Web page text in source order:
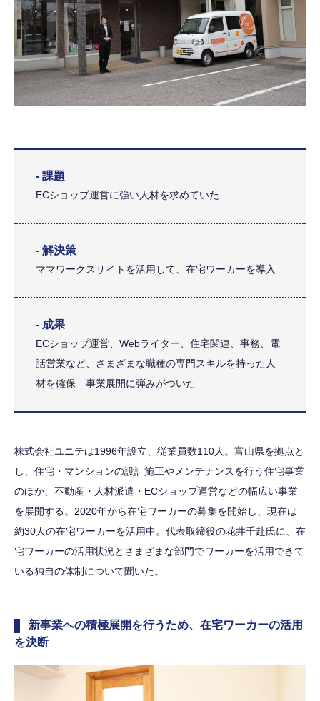
- 課題
ECショップ運営に強い人材を求めていた
- 解決策
ママワークスサイトを活用して、在宅ワーカーを導入
- 成果
ECショップ運営、Webライター、住宅関連、事務、電
話営業など、さまざまな職種の専門スキルを持った人
材を確保 事業展開に弾みがついた
株式会社ユニテは1996年設立、従業員数110人。富山県を拠点と
し、住宅・マンションの設計施工やメンテナンスを行う住宅事業
のほか、不動産・人材派遣・ECショップ運営などの幅広い事業
を展開する。2020年から在宅ワーカーの募集を開始し、現在は
約30人の在宅ワーカーを活用中。代表取締役の花井千赴氏に、在
宅ワーカーの活用状況とさまざまな部門でワーカーを活用できて
いる独自の体制について聞いた。
新事業への積極展開を行うため、在宅ワーカーの活用
を決断